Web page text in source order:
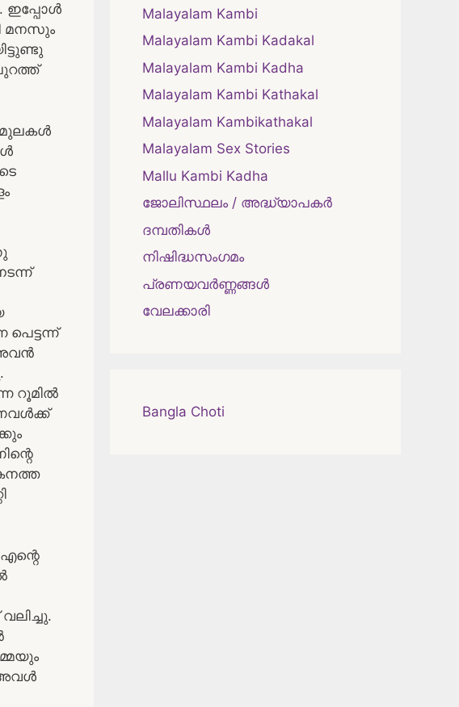
ഇപ്പോൾ
മനസും
റൂമിൽ
അവൾ
Malayalam Kambi
Malayalam Kambi Kadakal
Malayalam Kambi Kadha
Malayalam Kambi Kathakal
Malayalam Kambikathakal
Malayalam Sex Stories
Mallu Kambi Kadha
ജോലിസ്ഥലം / അദ്ധ്യാപകർ
ദമ്പതികള്‍
നിഷിദ്ധസംഗമം
പ്രണയവർണ്ണങ്ങൾ
വേലക്കാരി
Bangla Choti